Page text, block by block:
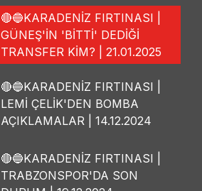
🔴🔵KARADENİZ FIRTINASI |
GÜNEŞ'İN 'BİTTİ' DEDİĞİ
TRANSFER KİM? | 21.01.2025
🔴🔵KARADENİZ FIRTINASI |
LEMİ ÇELİK'DEN BOMBA
AÇIKLAMALAR | 14.12.2024
🔴🔵KARADENİZ FIRTINASI |
TRABZONSPOR'DA SON